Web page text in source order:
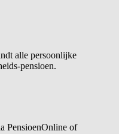
alle persoonlijke
pensioen.
PensioenOnline of